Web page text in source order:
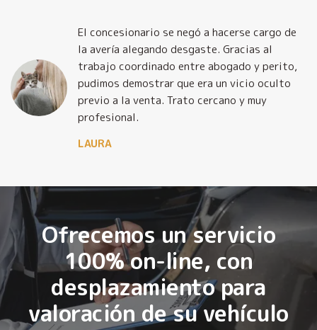
El concesionario se negó a hacerse cargo de
la avería alegando desgaste. Gracias al
trabajo coordinado entre abogado y perito,
pudimos demostrar que era un vicio oculto
previo a la venta. Trato cercano y muy
profesional.
LAURA
Ofrecemos un servicio
100% on-line, con
desplazamiento para
valoración de su vehículo